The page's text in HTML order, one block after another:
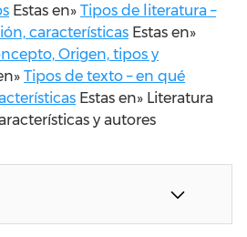
Estas en» Tipos de literatura –
características Estas en»
Origen, tipos y
Tipos de texto – en qué
Estas en» Literatura
y autores